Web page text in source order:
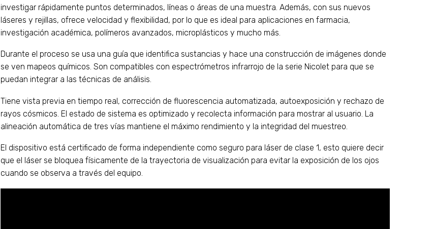
investigar rápidamente puntos determinados, líneas o áreas de una muestra. Además, con sus nuevos
láseres y rejillas, ofrece velocidad y flexibilidad, por lo que es ideal para aplicaciones en farmacia,
investigación académica, polímeros avanzados, microplásticos y mucho más.
Durante el proceso se usa una guía que identifica sustancias y hace una construcción de imágenes donde
se ven mapeos químicos. Son compatibles con espectrómetros infrarrojo de la serie Nicolet para que se
puedan integrar a las técnicas de análisis.
Tiene vista previa en tiempo real, corrección de fluorescencia automatizada, autoexposición y rechazo de
rayos cósmicos. El estado de sistema es optimizado y recolecta información para mostrar al usuario. La
alineación automática de tres vías mantiene el máximo rendimiento y la integridad del muestreo.
El dispositivo está certificado de forma independiente como seguro para láser de clase 1, esto quiere decir
que el láser se bloquea físicamente de la trayectoria de visualización para evitar la exposición de los ojos
cuando se observa a través del equipo.